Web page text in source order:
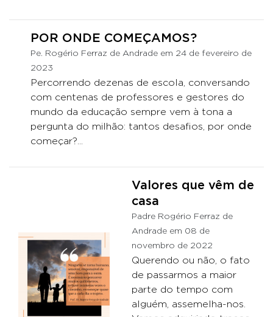
POR ONDE COMEÇAMOS?
Pe. Rogério Ferraz de Andrade em 24 de fevereiro de
2023
Percorrendo dezenas de escola, conversando
com centenas de professores e gestores do
mundo da educação sempre vem à tona a
pergunta do milhão: tantos desafios, por onde
começar?...
Valores que vêm de
casa
Padre Rogério Ferraz de
Andrade em 08 de
novembro de 2022
Querendo ou não, o fato
de passarmos a maior
parte do tempo com
alguém, assemelha-nos.